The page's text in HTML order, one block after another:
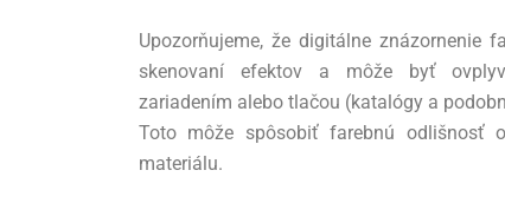
Upozorňujeme, že digitálne znázornenie
skenovaní efektov a môže byť
zariadením alebo tlačou (katalógy a
Toto môže spôsobiť farebnú odlišnosť
materiálu.